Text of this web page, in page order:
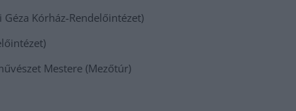
Géza Kórház-Rendelőintézet)
Mestere (Mezőtúr)